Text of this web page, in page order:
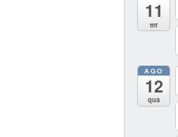
11
ter
AGO
12
qua